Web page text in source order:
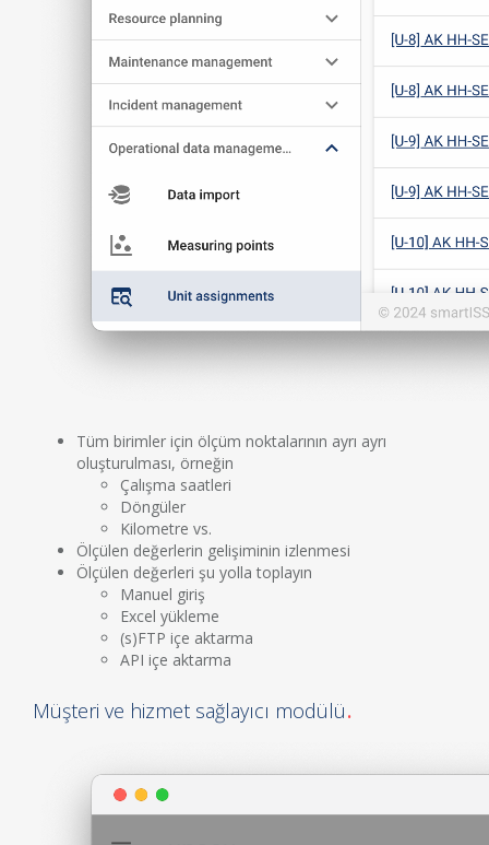
Tüm birimler için ölçüm noktalarının ayrı ayrı
oluşturulması, örneğin
Çalışma saatleri
Döngüler
Kilometre vs.
Ölçülen değerlerin gelişiminin izlenmesi
Ölçülen değerleri şu yolla toplayın
Manuel giriş
Excel yükleme
(s)FTP içe aktarma
API içe aktarma
Müşteri ve hizmet sağlayıcı modülü